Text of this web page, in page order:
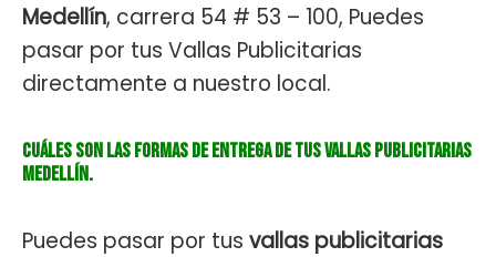
Medellín, carrera 54 # 53 – 100, Puedes
pasar por tus Vallas Publicitarias
directamente a nuestro local.
Cuáles son las formas de entrega de tus vallas publicitarias
medellín.
Puedes pasar por tus vallas publicitarias